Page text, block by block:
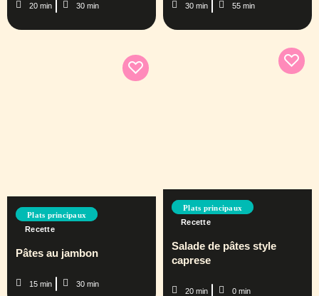
20 min 30 min 30 min 55 min
Plats principaux
Recette
Pâtes au jambon
15 min 30 min
Plats principaux
Recette
Salade de pâtes style
caprese
20 min 0 min